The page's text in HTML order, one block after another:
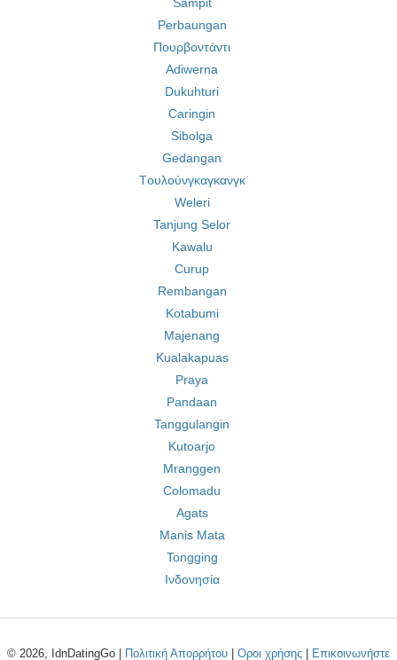
Perbaungan
Πουρβοντάντι
Adiwerna
Dukuhturi
Caringin
Sibolga
Gedangan
Tουλούνγκαγκανγκ
Weleri
Tanjung Selor
Kawalu
Curup
Rembangan
Kotabumi
Majenang
Kualakapuas
Praya
Pandaan
Tanggulangin
Kutoarjo
Mranggen
Colomadu
Agats
Manis Mata
Tongging
Ινδονησία
© 2026, IdnDatingGo | Πολιτική Απορρήτου Οροι χρήσης Επικοινωνήστε